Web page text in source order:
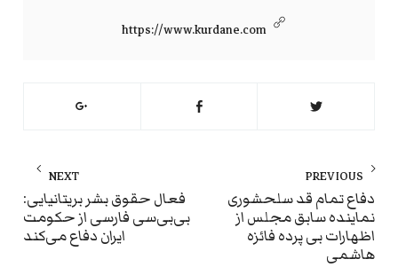
https://www.kurdane.com
راهبری
نوشته
PREVIOUS
Previous
post:
دفاع تمام قد سلحشوری
نماینده سابق مجلس از
اظهارات بی پرده فائزه
هاشمی
NEXT
فعال حقوق بشر بریتانیایی:
بی‌بی‌سی فارسی از حکومت
ایران دفاع می‌کند